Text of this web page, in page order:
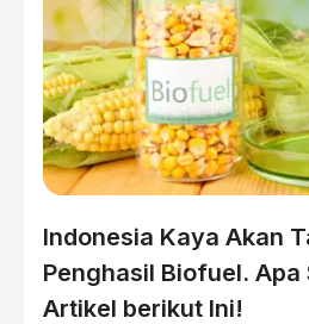
Indonesia Kaya Akan
Penghasil Biofuel. Apa
Artikel berikut Ini!